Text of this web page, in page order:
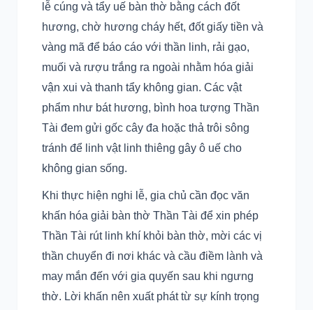
lễ cúng và tẩy uế bàn thờ bằng cách đốt
hương, chờ hương cháy hết, đốt giấy tiền và
vàng mã để báo cáo với thần linh, rải gạo,
muối và rượu trắng ra ngoài nhằm hóa giải
vận xui và thanh tẩy không gian. Các vật
phẩm như bát hương, bình hoa tượng Thần
Tài đem gửi gốc cây đa hoặc thả trôi sông
tránh để linh vật linh thiêng gây ô uế cho
không gian sống.
Khi thực hiện nghi lễ, gia chủ cần đọc văn
khấn hóa giải bàn thờ Thần Tài để xin phép
Thần Tài rút linh khí khỏi bàn thờ, mời các vị
thần chuyển đi nơi khác và cầu điềm lành và
may mắn đến với gia quyến sau khi ngưng
thờ. Lời khấn nên xuất phát từ sự kính trọng